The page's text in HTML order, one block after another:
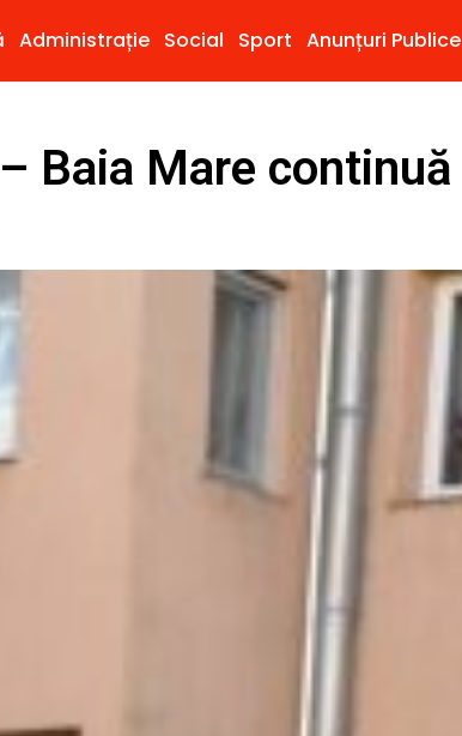
Administrație Social Sport Anunțuri Publice
Baia Mare continuă